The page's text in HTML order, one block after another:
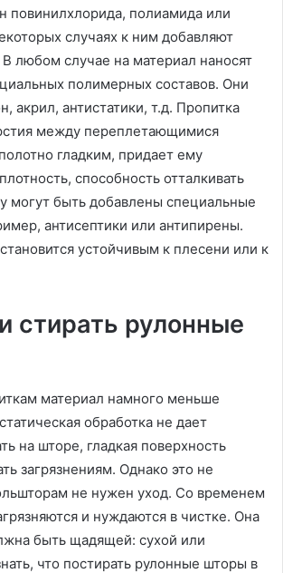
повинилхлорида, полиамида или
случаях к ним добавляют
любом случае на материал наносят
полимерных составов. Они
акрил, антистатики, т.д. Пропитка
между переплетающимися
гладким, придает ему
способность отталкивать
могут быть добавлены специальные
антисептики или антипирены.
устойчивым к плесени или к
стирать рулонные
материал намного меньше
обработка не дает
на шторе, гладкая поверхность
загрязнениям. Однако это не
не нужен уход. Со временем
и нуждаются в чистке. Она
быть щадящей: сухой или
что постирать рулонные шторы в